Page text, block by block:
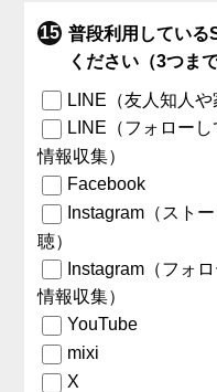
普段利用している
ください（3つまで
LINE（友人知人や
LINE（フォロー
情報収集）
Facebook
Instagram（スト
聴）
Instagram（フォ
情報収集）
YouTube
mixi
X